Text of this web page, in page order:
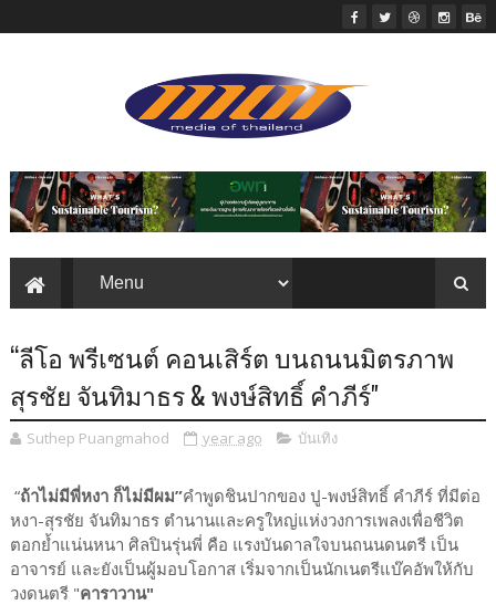
“ลีโอ พรีเซนต์ คอนเสิร์ต บนถนนมิตรภาพ
สุรชัย จันทิมาธร & พงษ์สิทธิ์ คำภีร์"
Suthep Puangmahod year ago บันเทิง
“ถ้าไม่มีพี่หงา ก็ไม่มีผม”คำพูดชินปากของ ปู-พงษ์สิทธิ์ คำภีร์ ที่มีต่อ
หงา-สุรชัย จันทิมาธร ตำนานและครูใหญ่แห่งวงการเพลงเพื่อชีวิต
ตอกย้ำแน่นหนา ศิลปินรุ่นพี่ คือ แรงบันดาลใจบนถนนดนตรี เป็น
อาจารย์ และยังเป็นผู้มอบโอกาส เริ่มจากเป็นนักเนตรีแบ๊คอัพให้กับ
วงดนตรี "คาราวาน"